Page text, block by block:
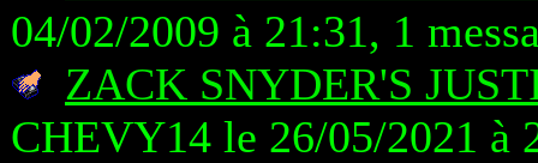
04/02/2009 à 21:31, 1
ZACK SNYDER'S
CHEVY14 le 26/05/2021 à